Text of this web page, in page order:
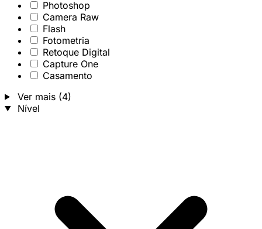
Photoshop
Camera Raw
Flash
Fotometria
Retoque Digital
Capture One
Casamento
Ver mais (4)
Nível